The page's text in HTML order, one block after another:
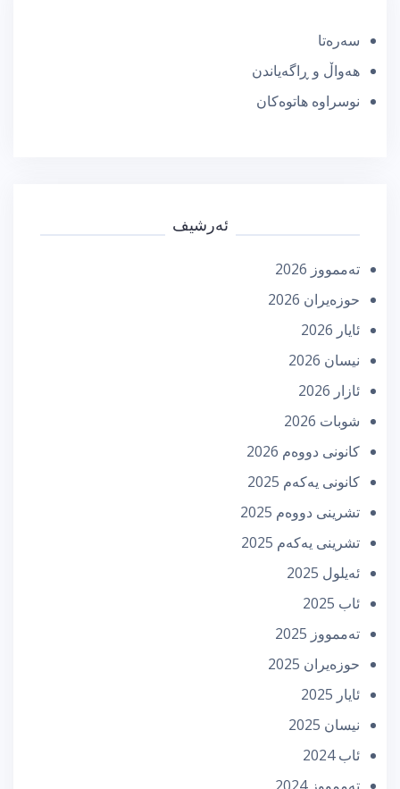
سەرەتا
هەواڵ و ڕاگەیاندن
نوسراوە هاتوەکان
ئەرشیف
تەممووز 2026
حوزه‌یران 2026
ئایار 2026
نیسان 2026
ئازار 2026
شوبات 2026
كانونی دووه‌م 2026
كانونی یه‌كه‌م 2025
تشرینی دووه‌م 2025
تشرینی یه‌كه‌م 2025
ئه‌یلول 2025
ئاب 2025
تەممووز 2025
حوزه‌یران 2025
ئایار 2025
نیسان 2025
ئاب 2024